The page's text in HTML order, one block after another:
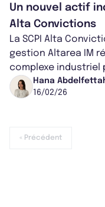
Un nouvel actif
Alta Convictions
La SCPI Alta
gestion Altarea IM
complexe industriel
d’euros. Implanté
Hana
16/02/26
« Précédent